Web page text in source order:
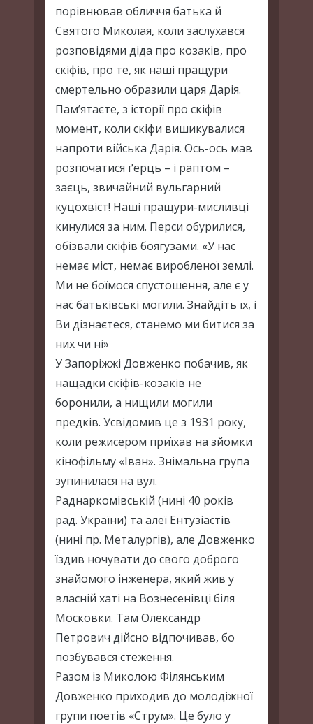
порівнював обличчя батька й
Святого Миколая, коли заслухався
розповідями діда про козаків, про
скіфів, про те, як наші пращури
смертельно образили царя Дарія.
Пам’ятаєте, з історії про скіфів
момент, коли скіфи вишикувалися
напроти війська Дарія. Ось-ось мав
розпочатися ґерць – і раптом –
заєць, звичайний вульгарний
куцохвіст! Наші пращури-мисливці
кинулися за ним. Перси обурилися,
обізвали скіфів боягузами. «У нас
немає міст, немає виробленої землі.
Ми не боїмося спустошення, але є у
нас батьківські могили. Знайдіть їх, і
Ви дізнаєтеся, станемо ми битися за
них чи ні»
У Запоріжжі Довженко побачив, як
нащадки скіфів-козаків не
боронили, а нищили могили
предків. Усвідомив це з 1931 року,
коли режисером приїхав на зйомки
кінофільму «Іван». Знімальна група
зупинилася на вул.
Раднаркомівській (нині 40 років
рад. України) та алеї Ентузіастів
(нині пр. Металургів), але Довженко
їздив ночувати до свого доброго
знайомого інженера, який жив у
власній хаті на Вознесенівці біля
Московки. Там Олександр
Петрович дійсно відпочивав, бо
позбувався стеження.
Разом із Миколою Філянським
Довженко приходив до молодіжної
групи поетів «Струм». Це було у